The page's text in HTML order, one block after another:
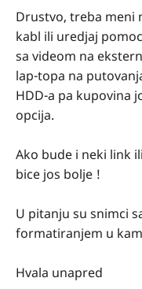
Drustvo, treba meni
kabl ili uredjaj
sa videom na
lap-topa na
HDD-a pa kupovina
opcija.
Ako bude i neki link
bice jos bolje !
U pitanju su snimci
formatiranjem u
Hvala unapred